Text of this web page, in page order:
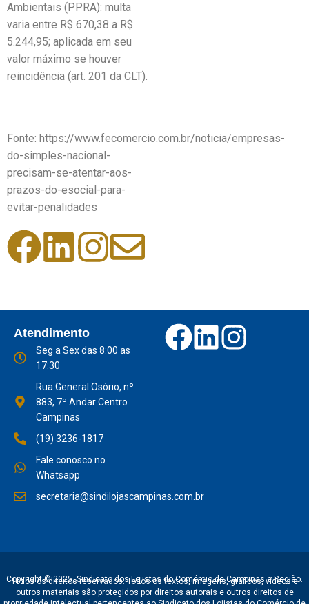
Ambientais (PPRA): multa
varia entre R$ 670,38 a R$
5.244,95; aplicada em seu
valor máximo se houver
reincidência (art. 201 da CLT).
Fonte: https://www.fecomercio.com.br/noticia/empresas-
do-simples-nacional-
precisam-se-atentar-aos-
prazos-do-esocial-para-
evitar-penalidades
Atendimento
Seg a Sex das 8:00 as
17:30
Rua General Osório, nº
883, 7º Andar Centro
Campinas
(19) 3236-1817
Fale conosco no
Whatsapp
secretaria@sindilojascampinas.com.br
Copyright © 2025, Sindicato dos Lojistas do Comércio de Campinas e Região.
Todos os direitos reservados. Todos os textos, imagens, gráficos, vídeos e
outros materiais são protegidos por direitos autorais e outros direitos de